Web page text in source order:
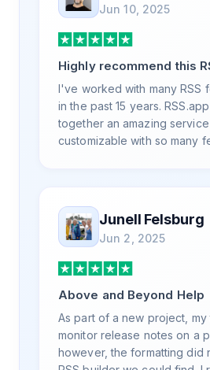
Jun 10, 2025
Highly recommend this
/ widget generator
I've worked with many RSS
in the past 15 years.
together an amazing
customizable with so many
your RSS feed needs. Our
hub website couldn't work
you.
Junell Felsburg
Jun 2, 2025
Above and Beyond Help
As part of a new project, my
monitor release notes on a
however, the formatting did